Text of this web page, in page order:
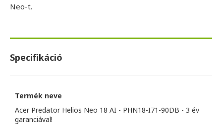
Neo-t.
Specifikáció
Termék neve
Acer Predator Helios Neo 18 AI - PHN18-I71-90DB - 3 év
garanciával!